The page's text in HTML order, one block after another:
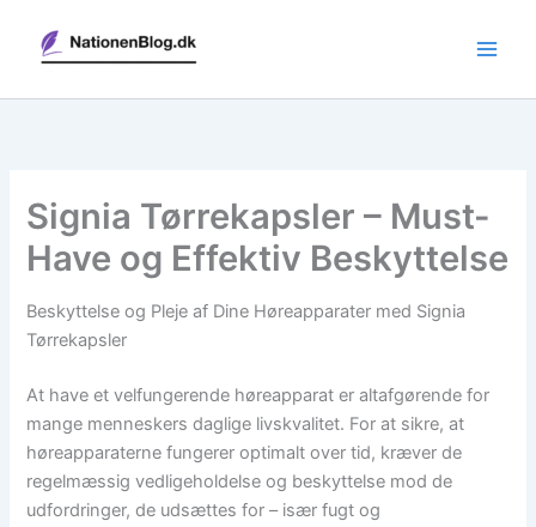
indholdet
Signia Tørrekapsler – Must-
Have og Effektiv Beskyttelse
Beskyttelse og Pleje af Dine Høreapparater med Signia
Tørrekapsler
At have et velfungerende høreapparat er altafgørende for
mange menneskers daglige livskvalitet. For at sikre, at
høreapparaterne fungerer optimalt over tid, kræver de
regelmæssig vedligeholdelse og beskyttelse mod de
udfordringer, de udsættes for – især fugt og